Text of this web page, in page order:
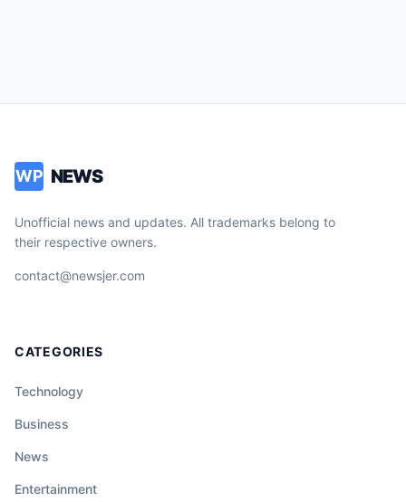
WP NEWS
Unofficial news and updates. All trademarks belong to
their respective owners.
contact@newsjer.com
CATEGORIES
Technology
Business
News
Entertainment